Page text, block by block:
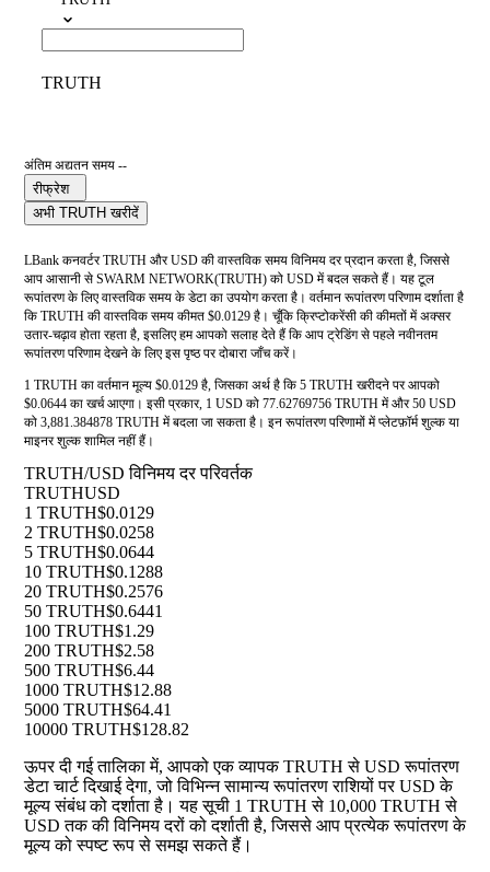
TRUTH
अंतिम अद्यतन समय --
रीफ्रेश
अभी TRUTH खरीदें
LBank कनवर्टर TRUTH और USD की वास्तविक समय विनिमय दर प्रदान करता है, जिससे
आप आसानी से SWARM NETWORK(TRUTH) को USD में बदल सकते हैं। यह टूल
रूपांतरण के लिए वास्तविक समय के डेटा का उपयोग करता है। वर्तमान रूपांतरण परिणाम दर्शाता है
कि TRUTH की वास्तविक समय कीमत $0.0129 है। चूँकि क्रिप्टोकरेंसी की कीमतों में अक्सर
उतार-चढ़ाव होता रहता है, इसलिए हम आपको सलाह देते हैं कि आप ट्रेडिंग से पहले नवीनतम
रूपांतरण परिणाम देखने के लिए इस पृष्ठ पर दोबारा जाँच करें।
1 TRUTH का वर्तमान मूल्य $0.0129 है, जिसका अर्थ है कि 5 TRUTH खरीदने पर आपको
$0.0644 का खर्च आएगा। इसी प्रकार, 1 USD को 77.62769756 TRUTH में और 50 USD
को 3,881.384878 TRUTH में बदला जा सकता है। इन रूपांतरण परिणामों में प्लेटफ़ॉर्म शुल्क या
माइनर शुल्क शामिल नहीं हैं।
TRUTH/USD विनिमय दर परिवर्तक
TRUTHUSD
1 TRUTH$0.0129
2 TRUTH$0.0258
5 TRUTH$0.0644
10 TRUTH$0.1288
20 TRUTH$0.2576
50 TRUTH$0.6441
100 TRUTH$1.29
200 TRUTH$2.58
500 TRUTH$6.44
1000 TRUTH$12.88
5000 TRUTH$64.41
10000 TRUTH$128.82
ऊपर दी गई तालिका में, आपको एक व्यापक TRUTH से USD रूपांतरण
डेटा चार्ट दिखाई देगा, जो विभिन्न सामान्य रूपांतरण राशियों पर USD के
मूल्य संबंध को दर्शाता है। यह सूची 1 TRUTH से 10,000 TRUTH से
USD तक की विनिमय दरों को दर्शाती है, जिससे आप प्रत्येक रूपांतरण के
मूल्य को स्पष्ट रूप से समझ सकते हैं।